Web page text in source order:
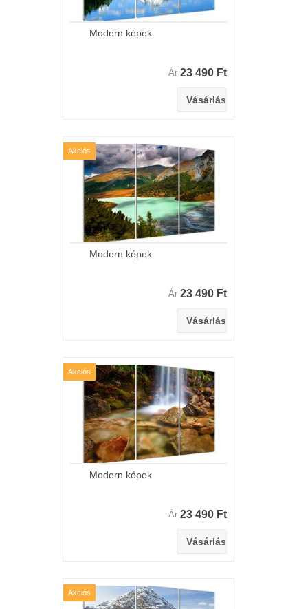
Modern képek
Ár 23 490 Ft
Modern képek
Ár 23 490 Ft
Akciós
Modern képek
Ár 23 490 Ft
Akciós
Akciós